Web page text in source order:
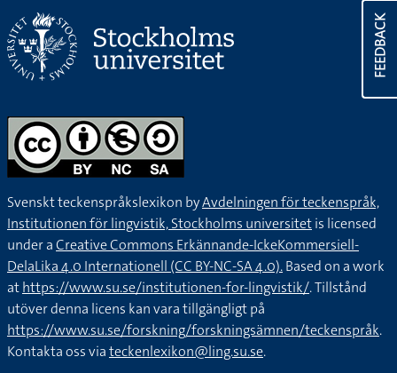
FEEDBACK
Svenskt teckenspråkslexikon byAvdelningen för teckenspråk,
Institutionen för lingvistik, Stockholms universitetis licensed
under aCreative Commons Erkännande-IckeKommersiell-
DelaLika 4.0 Internationell (CC BY-NC-SA 4.0).Based on a work
athttps://www.su.se/institutionen-for-lingvistik/. Tillstånd
utöver denna licens kan vara tillgängligt på
https://www.su.se/forskning/forskningsämnen/teckenspråk.
Kontakta oss viateckenlexikon@ling.su.se.